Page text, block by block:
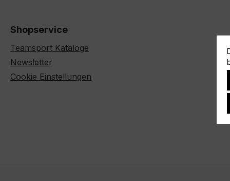
Shopservice
Teamsport Kataloge
Newsletter
Cookie Einstellungen